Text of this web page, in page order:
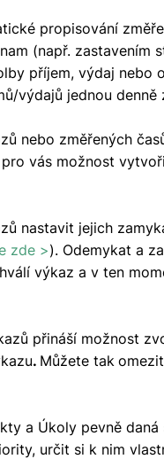
propisování
(např. zastavením
příjem, výdaj nebo
výdajů jednou denně
nebo změřených
vás možnost
nastavit jejich
zde >). Odemykat a
výkaz a v ten
přináší možnost
. Můžete tak
a Úkoly pevně
určit si k nim